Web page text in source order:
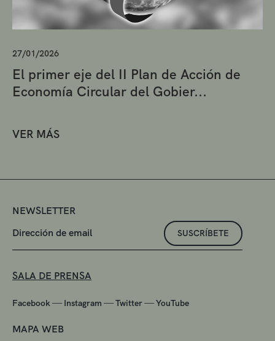
27/01/2026
El primer eje del II Plan de Acción de
Economía Circular del Gobier...
VER MÁS
NEWSLETTER
SUSCRÍBETE
SALA DE PRENSA
Facebook — Instagram —Twitter—YouTube
MAPA WEB